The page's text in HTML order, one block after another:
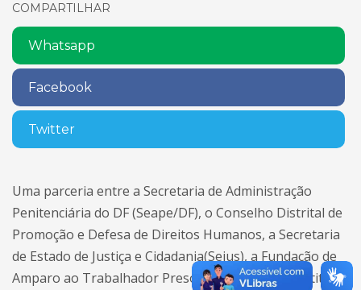
COMPARTILHAR
Whatsapp
Facebook
Twitter
Uma parceria entre a Secretaria de Administração
Penitenciária do DF (Seape/DF), o Conselho Distrital de
Promoção e Defesa de Direitos Humanos, a Secretaria
de Estado de Justiça e Cidadania(Sejus), a Fundação de
Amparo ao Trabalhador Preso (Funap/DF) e o instituto